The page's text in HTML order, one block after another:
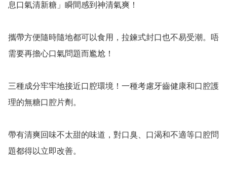
息口氣清新糖」瞬間感到神清氣爽！
攜帶方便隨時隨地都可以食用，拉鍊式封口也不易受潮。唔
需要再擔心口氣問題而尷尬！
三種成分牢牢地接近口腔環境！一種考慮牙齒健康和口腔護
理的無糖口腔片劑。
帶有清爽回味不太甜的味道，對口臭、口渴和不適等口腔問
題都得以立即改善。